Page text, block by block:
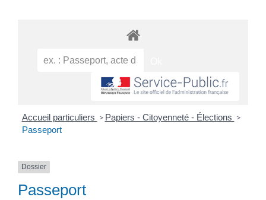
Accueil particuliers > Papiers - Citoyenneté - Élections >
Passeport
Dossier
Passeport